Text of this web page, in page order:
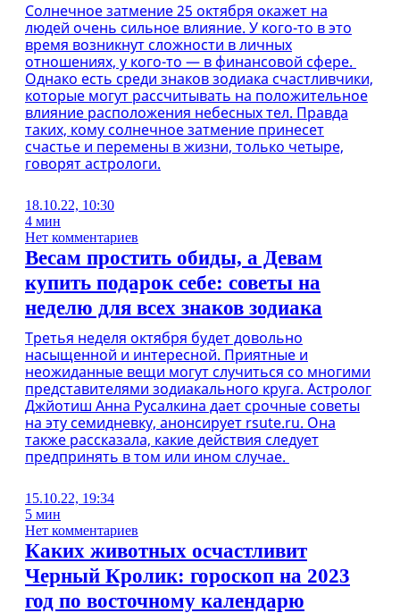
Солнечное затмение 25 октября окажет на
людей очень сильное влияние. У кого-то в это
время возникнут сложности в личных
отношениях, у кого-то — в финансовой сфере.
Однако есть среди знаков зодиака счастливчики,
которые могут рассчитывать на положительное
влияние расположения небесных тел. Правда
таких, кому солнечное затмение принесет
счастье и перемены в жизни, только четыре,
говорят астрологи.
18.10.22, 10:30
4 мин
Нет комментариев
Весам простить обиды, а Девам
купить подарок себе: советы на
неделю для всех знаков зодиака
Третья неделя октября будет довольно
насыщенной и интересной. Приятные и
неожиданные вещи могут случиться со многими
представителями зодиакального круга. Астролог
Джйотиш Анна Русалкина дает срочные советы
на эту семидневку, анонсирует rsute.ru. Она
также рассказала, какие действия следует
предпринять в том или ином случае.
15.10.22, 19:34
5 мин
Нет комментариев
Каких животных осчастливит
Черный Кролик: гороскоп на 2023
год по восточному календарю